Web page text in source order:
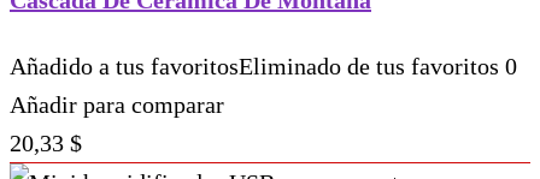
Añadido a tus favoritosEliminado de tus favoritos 0
Añadir para comparar
20,33 $